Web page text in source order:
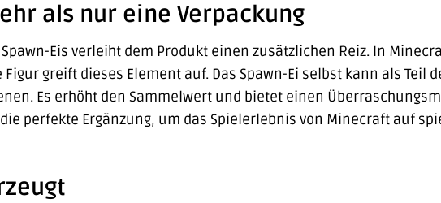
als nur eine Verpackung
Eis verleiht dem Produkt einen zusätzlichen Reiz. In
greift dieses Element auf. Das Spawn-Ei selbst kann als Teil
Es erhöht den Sammelwert und bietet einen
perfekte Ergänzung, um das Spielerlebnis von Minecraft auf